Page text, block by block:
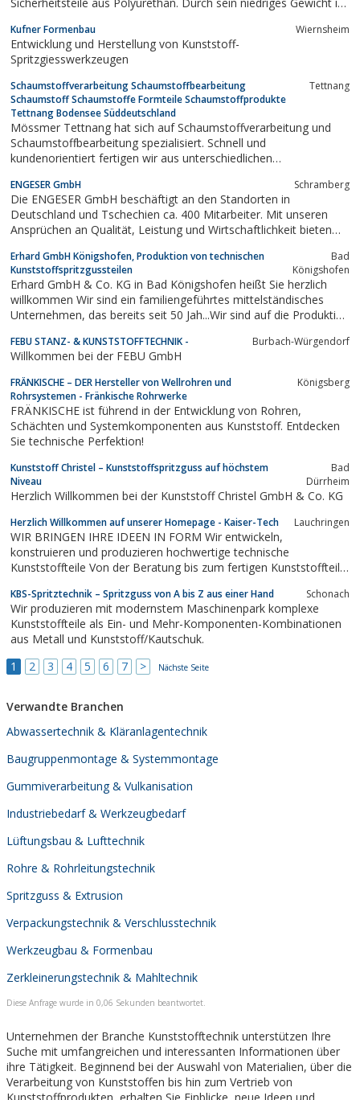
Formstabilität ist Polyurethan ein idealer Werkstoff, um Ästhetik,
Ergonomie und...
Kufner Formenbau Wiernsheim
Entwicklung und Herstellung von Kunststoff-
Spritzgiesswerkzeugen
Schaumstoffverarbeitung Schaumstoffbearbeitung
Schaumstoff Schaumstoffe Formteile Schaumstoffprodukte
Tettnang Bodensee Süddeutschland
Tettnang
Mössmer Tettnang hat sich auf Schaumstoffverarbeitung und
Schaumstoffbearbeitung spezialisiert. Schnell und
kundenorientiert fertigen wir aus unterschiedlichen
Schaumstoffprodukte.Auf unserer Internetseite erfahren Sie
Wissenswertes zur Schaumstoffverarbeitung bei Mössmer in...
EN­GESER GmbH Schram­berg
Die ENGESER GmbH beschäftigt an den Standorten in
Deutschland und Tschechien ca. 400 Mitarbeiter. Mit unseren
Ansprüchen an Qualität, Leistung und Wirtschaftlichkeit bieten
Systemlösungen und das komplette Portfolio an Aderendhülsen
sowie technische Kunststoffteile.
Erhard GmbH Königshofen, Produktion von technischen
Kunststoffspritzgussteilen
Bad
Königshofen
Erhard GmbH & Co. KG in Bad Königshofen heißt Sie herzlich
willkommen Wir sind ein familiengeführtes mittelständisches
Unternehmen, das bereits seit 50 Jah...Wir sind auf die Produktion
Herstellung veredelter Kunststoffprodukte spezialisiert.
FEBU STANZ- & KUNSTSTOFFTECHNIK - Burbach-Würgendorf
Willkommen bei der FEBU GmbH
FRÄNKISCHE – DER Hersteller von Wellrohren und
Rohrsystemen - Fränkische Rohrwerke
Königsberg
FRÄNKISCHE ist führend in der Entwicklung von Rohren,
Schächten und Systemkomponenten aus Kunststoff. Entdecken
Sie technische Perfektion!
Kunststoff Christel – Kunststoffspritzguss auf höchstem
Niveau
Bad
Dürrheim
Herzlich Willkommen bei der Kunststoff Christel GmbH & Co. KG
Herzlich Willkommen auf unserer Homepage - Kaiser-Tech Lauchringen
WIR BRINGEN IHRE IDEEN IN FORM Wir entwickeln,
konstruieren und produzieren hochwertige technische
Kunststoffteile Von der Beratung bis zum fertigen Kunststoffteil
Spritzwerkzeuge. – Vorserienteile – Serienteile –
Zweikomponententeile – Etagenwerkzeuge Dank...
KBS-Spritztechnik – Spritzguss von A bis Z aus einer Hand Schonach
Wir produzieren mit modernstem Maschinenpark komplexe
Kunststoffteile als Ein- und Mehr-Komponenten-Kombinationen
aus Metall und Kunststoff/Kautschuk.
1
2 3 4 5 6 7 > Nächste Seite
Verwandte Branchen
Abwassertechnik & Kläranlagentechnik
Baugruppenmontage & Systemmontage
Gummiverarbeitung & Vulkanisation
Industriebedarf & Werkzeugbedarf
Lüftungsbau & Lufttechnik
Rohre & Rohrleitungstechnik
Spritzguss & Extrusion
Verpackungstechnik & Verschlusstechnik
Werkzeugbau & Formenbau
Zerkleinerungstechnik & Mahltechnik
Diese Anfrage wurde in 0,06 Sekunden beantwortet.
Unternehmen der Branche Kunststofftechnik unterstützen Ihre
Suche mit umfangreichen und interessanten Informationen über
ihre Tätigkeit. Beginnend bei der Auswahl von Materialien, über die
Verarbeitung von Kunststoffen bis hin zum Vertrieb von